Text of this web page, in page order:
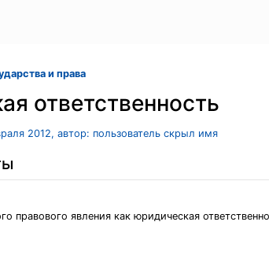
и права
ответственность
2012, автор: пользователь скрыл имя
правового явления как юридическая